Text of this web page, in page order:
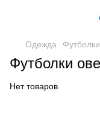
Одежда
Футболки
Нет товаров